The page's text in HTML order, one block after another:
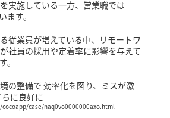
実施している一方、営業職では
ます。
従業員が増えている中、リモートワ
社員の採用や定着率に影響を与えて
。
の整備で 効率化を図り、ミスが激
に良好に
case/naq0vo0000000axo.html